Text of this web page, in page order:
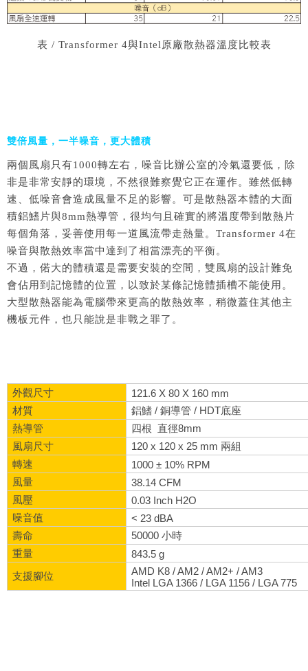
表 / Transformer 4與Intel原廠散熱器溫度比較表
雙倍風量，一半噪音，更大體積
兩個風扇只有1000轉左右，噪音比辦公室的冷氣還要低，除
非是非常安靜的環境，不然很難察覺它正在運作。雖然低轉
速、低噪音會造成風量不足的影響。可是散熱器本體的大面
積鋁鰭片與8mm熱導管，很均勻且確實的將溫度帶到散熱片
每個角落，妥善使用每一道風流帶走熱量。Transformer 4在
噪音與散熱效率當中達到了相當漂亮的平衡。
不過，偌大的體積還是需要安裝的空間，雙風扇的設計難免
會佔用到記憶體的位置，以致於某條記憶體插槽不能使用。
大型散熱器能為電腦帶來更高的散熱效率，稍微蓋住其他主
機板元件，也只能說是非戰之罪了。
外觀尺寸
121.6 X 80 X 160 mm
材質
鋁鰭 / 銅導管 / HDT底座
熱導管
四根 直徑8mm
風扇尺寸
120 x 120 x 25 mm 兩組
轉速
1000 ± 10% RPM
風量
38.14 CFM
風壓
0.03 Inch H2O
噪音值
< 23 dBA
壽命
50000 小時
重量
843.5 g
支援腳位
AMD K8 / AM2 / AM2+ / AM3
Intel LGA 1366 / LGA 1156 / LGA 775